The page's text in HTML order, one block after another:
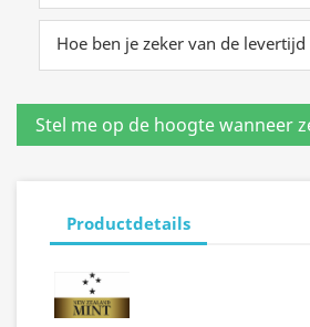
Hoe ben je zeker van de levertijd
Productdetails